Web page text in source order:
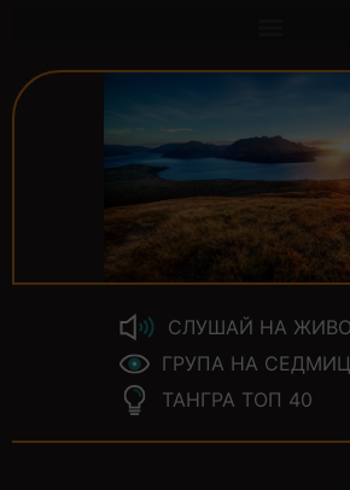
СЛУШАЙ НА ЖИВО
ГРУПА НА
ТАНГРА ТОП 40